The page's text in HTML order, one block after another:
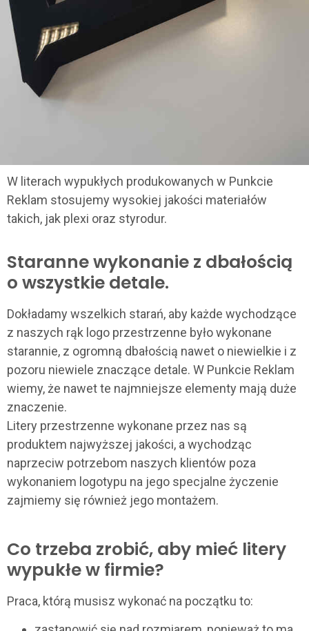
W literach wypukłych produkowanych w Punkcie
Reklam stosujemy wysokiej jakości materiałów
takich, jak plexi oraz styrodur.
Staranne wykonanie z dbałością
o wszystkie detale.
Dokładamy wszelkich starań, aby każde wychodzące
z naszych rąk logo przestrzenne było wykonane
starannie, z ogromną dbałością nawet o niewielkie i z
pozoru niewiele znaczące detale. W Punkcie Reklam
wiemy, że nawet te najmniejsze elementy mają duże
znaczenie.
Litery przestrzenne wykonane przez nas są
produktem najwyższej jakości, a wychodząc
naprzeciw potrzebom naszych klientów poza
wykonaniem logotypu na jego specjalne życzenie
zajmiemy się również jego montażem.
Co trzeba zrobić, aby mieć litery
wypukłe w firmie?
Praca, którą musisz wykonać na początku to: